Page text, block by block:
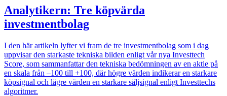
Analytikern: Tre köpvärda
investmentbolag
I den här artikeln lyfter vi fram de tre investmentbolag som i dag
uppvisar den starkaste tekniska bilden enligt vår nya Investtech
Score, som sammanfattar den tekniska bedömningen av en aktie på
en skala från –100 till +100, där högre värden indikerar en starkare
köpsignal och lägre värden en starkare säljsignal enligt Investtechs
algoritmer.